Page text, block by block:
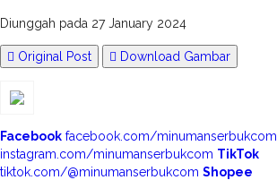
Diunggah pada 27 January 2024
Original Post Download Gambar
Facebook facebook.com/minumanserbukcom
instagram.com/minumanserbukcom TikTok
tiktok.com/@minumanserbukcom Shopee